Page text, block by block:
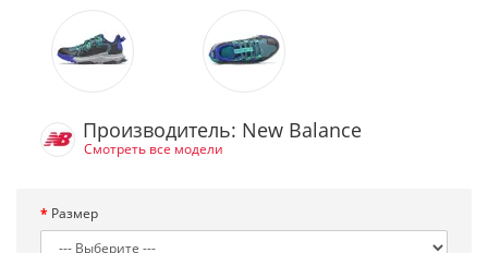
Производитель: New Balance
Смотреть все модели
Размер